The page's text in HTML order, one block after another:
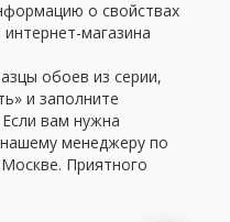
о свойствах
магазина
обоев из серии,
и заполните
вам нужна
менеджеру по
Приятного